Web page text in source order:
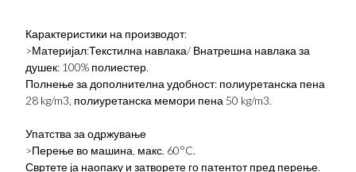
Карактеристики на производот:
>Материјал:Текстилна навлака/ Внатрешна навлака за
душек: 100% полиестер.
Полнење за дополнителна удобност: полиуретанска пена
28 kg/m3, полиуретанска мемори пена 50 kg/m3.
Упатства за одржување
>Перење во машина, макс. 60°C.
Свртете ја наопаку и затворете го патентот пред перење.